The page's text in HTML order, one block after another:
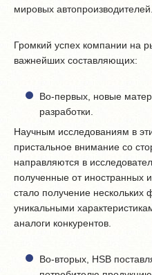
мировых автопроизводителей.
Громкий успех компании на
важнейших составляющих:
Во-первых, новые
разработки.
Научным исследованиям в
пристальное внимание со
направляются в
полученные от иностранных
стало получение
уникальными
аналоги конкурентов.
Во-вторых, HSB